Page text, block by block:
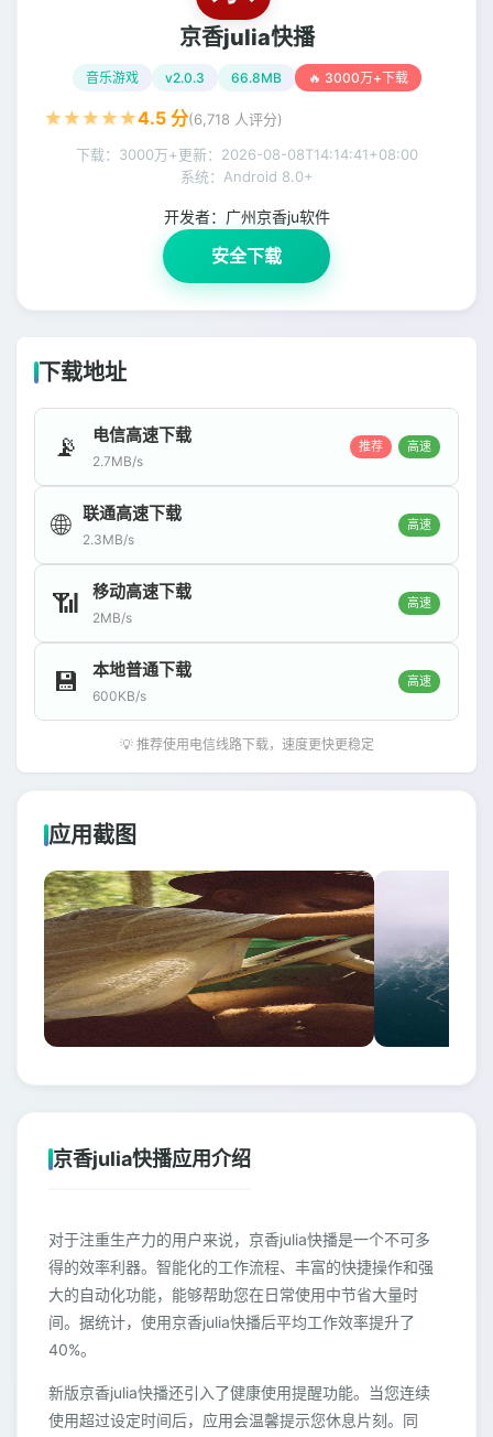
京香julia快播
音乐游戏 v2.0.3 66.8MB 🔥 3000万+下载
★ ★ ★ ★ ★4.5 分(6,718 人评分)
下载：3000万+更新： 2026-08-08T14:14:41+08:00
系统：Android 8.0+
开发者： 广州京香ju软件
安全下载
下载地址
📡 电信高速下载
2.7MB/s
推荐 高速
🌐 联通高速下载
2.3MB/s
高速
📶 移动高速下载
2MB/s
高速
💾 本地普通下载
600KB/s
高速
💡 推荐使用电信线路下载，速度更快更稳定
应用截图
京香julia快播应用介绍
对于注重生产力的用户来说，京香julia快播是一个不可多
得的效率利器。智能化的工作流程、丰富的快捷操作和强
大的自动化功能，能够帮助您在日常使用中节省大量时
间。据统计，使用京香julia快播后平均工作效率提升了
40%。
新版京香julia快播还引入了健康使用提醒功能。当您连续
使用超过设定时间后，应用会温馨提示您休息片刻。同